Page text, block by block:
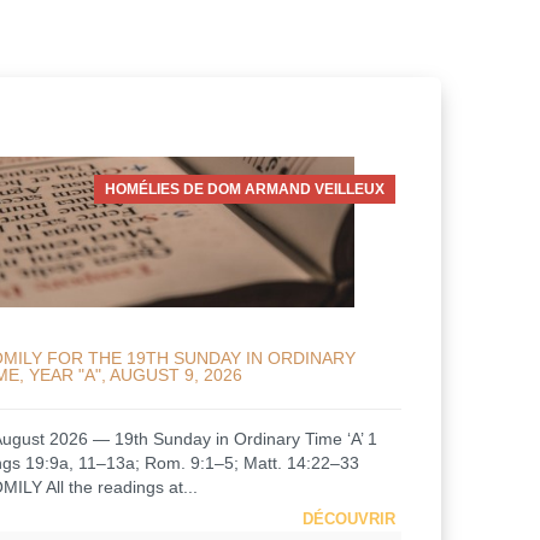
HOMÉLIES DE DOM ARMAND VEILLEUX
FOR THE 19TH SUNDAY IN ORDINARY
YEAR "A", AUGUST 9, 2026
2026 — 19th Sunday in Ordinary Time ‘A’ 1
19:9a, 11–13a; Rom. 9:1–5; Matt. 14:22–33
All the readings at...
DÉCOUVRIR